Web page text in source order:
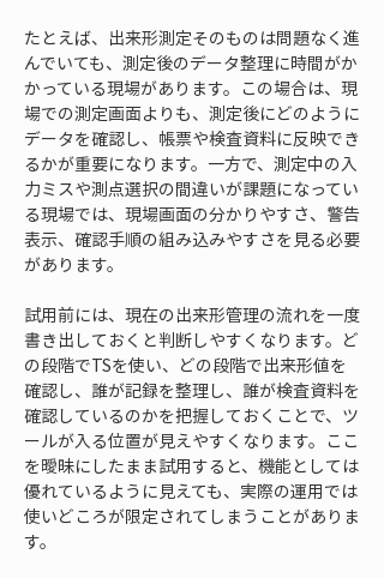
たとえば、出来形測定そのものは問題なく進
んでいても、測定後のデータ整理に時間がか
かっている現場があります。この場合は、現
場での測定画面よりも、測定後にどのように
データを確認し、帳票や検査資料に反映でき
るかが重要になります。一方で、測定中の入
力ミスや測点選択の間違いが課題になってい
る現場では、現場画面の分かりやすさ、警告
表示、確認手順の組み込みやすさを見る必要
があります。
試用前には、現在の出来形管理の流れを一度
書き出しておくと判断しやすくなります。ど
の段階でTSを使い、どの段階で出来形値を
確認し、誰が記録を整理し、誰が検査資料を
確認しているのかを把握しておくことで、ツ
ールが入る位置が見えやすくなります。ここ
を曖昧にしたまま試用すると、機能としては
優れているように見えても、実際の運用では
使いどころが限定されてしまうことがありま
す。